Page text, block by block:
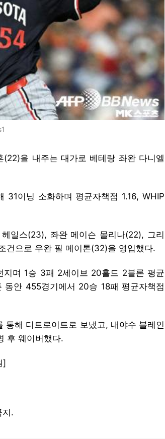
을 내주는 대가로 베테랑 좌완 다니엘
이닝 소화하며 평균자책점 1.16, WHIP
일스(23), 좌완 메이슨 몰리나(22), 그리
건으로 우완 필 메이톤(32)을 영입했다.
며 1승 3패 2세이브 20홀드 2블론 평균
안 455경기에서 20승 18패 평균자책점
해 디트로이트로 보냈고, 내야수 블레인
후 웨이버했다.
]
지.